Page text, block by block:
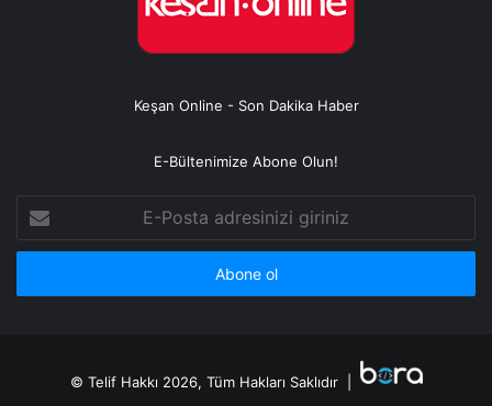
Keşan Online - Son Dakika Haber
E-Bültenimize Abone Olun!
Posta
adresinizi
© Telif Hakkı 2026, Tüm Hakları Saklıdır |